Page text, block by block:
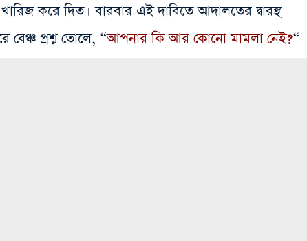
করে দিত। বারবার এই দাবিতে আদালতের দ্বারস্থ
বেঞ্চ প্রশ্ন তোলে, “আপনার কি আর কোনো মামলা নেই?“